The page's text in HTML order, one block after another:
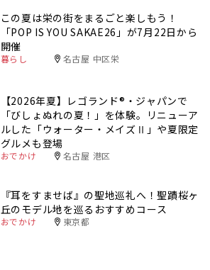
この夏は栄の街をまるごと楽しもう！
「POP IS YOU SAKAE26」が7月22日から
開催
暮らし 名古屋 中区栄
【2026年夏】レゴランド®・ジャパンで
「びしょぬれの夏！」を体験。リニューア
ルした「ウォーター・メイズⅡ」や夏限定
グルメも登場
おでかけ 名古屋 港区
『耳をすませば』の聖地巡礼へ！聖蹟桜ヶ
丘のモデル地を巡るおすすめコース
おでかけ 東京都